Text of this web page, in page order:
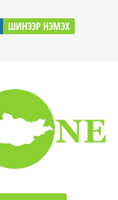
ШИНЭЭР НЭМЭХ